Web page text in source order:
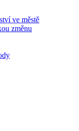
ve městě
změnu